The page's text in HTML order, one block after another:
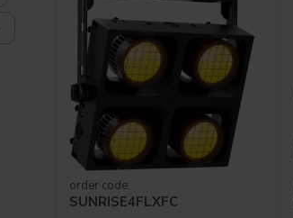
order code:
SUNRISE4FLXFC